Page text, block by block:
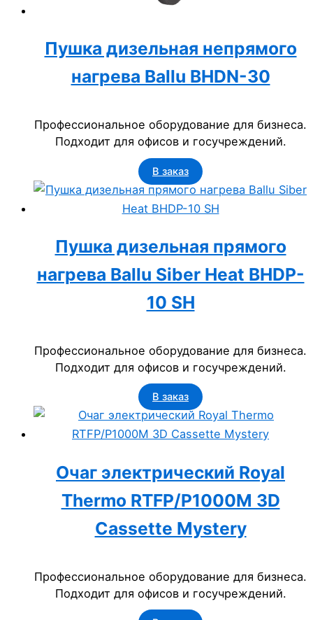
Пушка дизельная непрямого
нагрева Ballu BHDN-30
Профессиональное оборудование для бизнеса.
Подходит для офисов и госучреждений.
В заказ
Пушка дизельная прямого
нагрева Ballu Siber Heat BHDP-
10 SH
Профессиональное оборудование для бизнеса.
Подходит для офисов и госучреждений.
В заказ
Очаг электрический Royal
Thermo RTFP/P1000M 3D
Cassette Mystery
Профессиональное оборудование для бизнеса.
Подходит для офисов и госучреждений.